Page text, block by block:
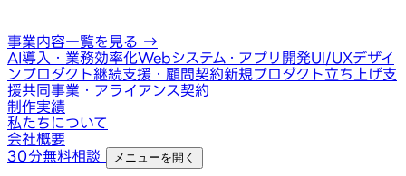
事業内容一覧を見る →
AI導入・業務効率化Webシステム・アプリ開発UI/UXデザイ
ンプロダクト継続支援・顧問契約新規プロダクト立ち上げ支
援共同事業・アライアンス契約
制作実績
私たちについて
会社概要
30分無料相談
メニューを開く